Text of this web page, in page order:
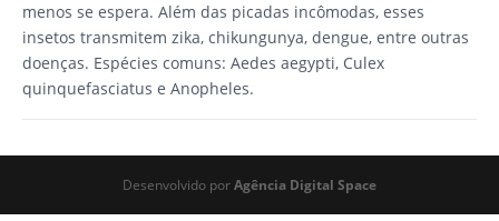
menos se espera. Além das picadas incômodas, esses
insetos transmitem zika, chikungunya, dengue, entre outras
doenças. Espécies comuns: Aedes aegypti, Culex
quinquefasciatus e Anopheles.
Desenvolvido porAgência Digital Space